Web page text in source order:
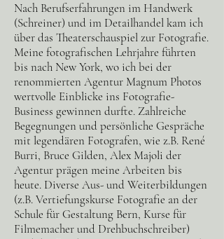
Nach Berufserfahrungen im Handwerk
(Schreiner) und im Detailhandel kam ich
über das Theaterschauspiel zur Fotografie.
Meine fotografischen Lehrjahre führten
bis nach New York, wo ich bei der
renommierten Agentur Magnum Photos
wertvolle Einblicke ins Fotografie-
Business gewinnen durfte. Zahlreiche
Begegnungen und persönliche Gespräche
mit legendären Fotografen, wie z.B. René
Burri, Bruce Gilden, Alex Majoli der
Agentur prägen meine Arbeiten bis
heute. Diverse Aus- und Weiterbildungen
(z.B. Vertiefungskurse Fotografie an der
Schule für Gestaltung Bern, Kurse für
Filmemacher und Drehbuchschreiber)